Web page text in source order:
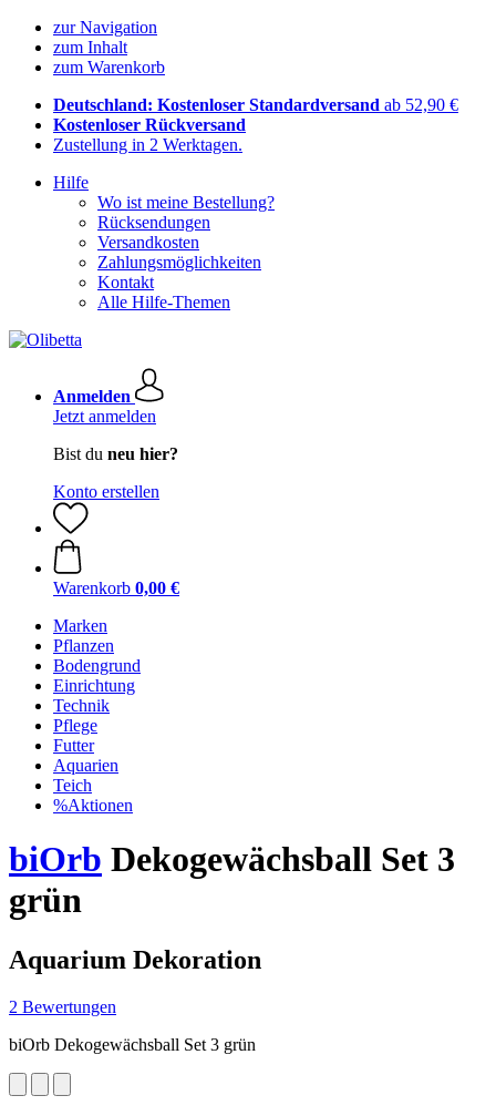
zur Navigation
zum Inhalt
zum Warenkorb
Deutschland: Kostenloser Standardversand ab 52,90 €
Kostenloser Rückversand
Zustellung in 2 Werktagen.
Hilfe
Wo ist meine Bestellung?
Rücksendungen
Versandkosten
Zahlungsmöglichkeiten
Kontakt
Alle Hilfe-Themen
Anmelden
Jetzt anmelden
Bist du neu hier?
Konto erstellen
Warenkorb 0,00 €
Marken
Pflanzen
Bodengrund
Einrichtung
Technik
Pflege
Futter
Aquarien
Teich
%Aktionen
biOrb Dekogewächsball Set 3
grün
Aquarium Dekoration
2 Bewertungen
biOrb Dekogewächsball Set 3 grün